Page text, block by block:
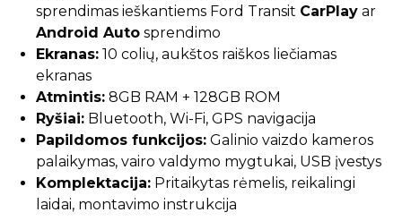
sprendimas ieškantiems Ford Transit CarPlay ar
Android Auto sprendimo
Ekranas: 10 colių, aukštos raiškos liečiamas
ekranas
Atmintis: 8GB RAM + 128GB ROM
Ryšiai: Bluetooth, Wi-Fi, GPS navigacija
Papildomos funkcijos: Galinio vaizdo kameros
palaikymas, vairo valdymo mygtukai, USB įvestys
Komplektacija: Pritaikytas rėmelis, reikalingi
laidai, montavimo instrukcija